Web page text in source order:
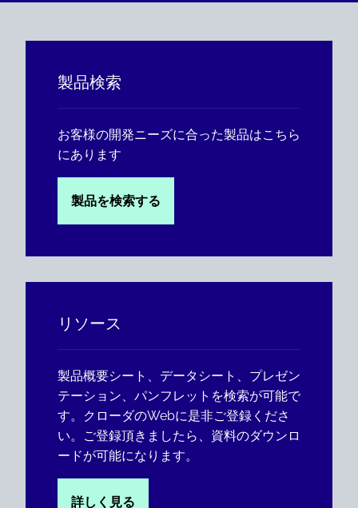
製品検索
お客様の開発ニーズに合った製品はこちら
にあります
製品を検索する
リソース
製品概要シート、データシート、プレゼン
テーション、パンフレットを検索が可能で
す。クローダのWebに是非ご登録くださ
い。ご登録頂きましたら、資料のダウンロ
ードが可能になります。
詳しく見る